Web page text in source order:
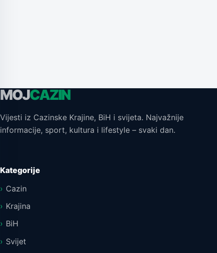
MOJCAZIN
Vijesti iz Cazinske Krajine, BiH i svijeta. Najvažnije
informacije, sport, kultura i lifestyle – svaki dan.
Kategorije
Cazin
Krajina
BiH
Svijet